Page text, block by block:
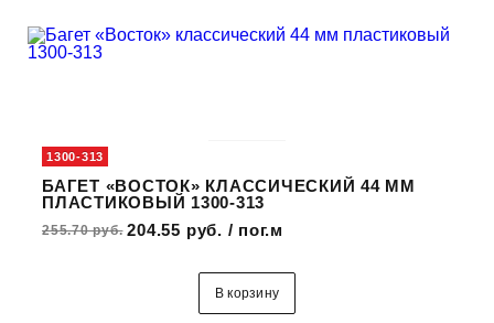
1300-313
БАГЕТ «ВОСТОК» КЛАССИЧЕСКИЙ 44 ММ
ПЛАСТИКОВЫЙ 1300-313
255.70 руб. 204.55 руб. / пог.м
В корзину